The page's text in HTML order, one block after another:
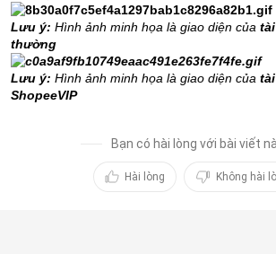
Lưu ý: Hình ảnh minh họa là giao diện của
thường
Lưu ý: Hình ảnh minh họa là giao diện của
ShopeeVIP
Bạn có hài lòng với bài viết
Hài lòng Không hài